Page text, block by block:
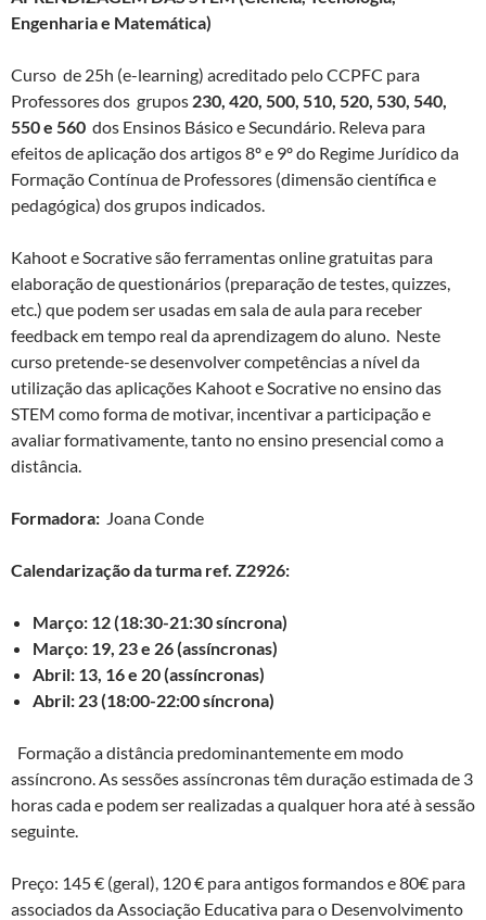
Engenharia e Matemática)
Curso de 25h (e-learning) acreditado pelo CCPFC para
Professores dos grupos 230, 420, 500, 510, 520, 530, 540,
550 e 560 dos Ensinos Básico e Secundário. Releva para
efeitos de aplicação dos artigos 8º e 9º do Regime Jurídico da
Formação Contínua de Professores (dimensão científica e
pedagógica) dos grupos indicados.
Kahoot e Socrative são ferramentas online gratuitas para
elaboração de questionários (preparação de testes, quizzes,
etc.) que podem ser usadas em sala de aula para receber
feedback em tempo real da aprendizagem do aluno. Neste
curso pretende-se desenvolver competências a nível da
utilização das aplicações Kahoot e Socrative no ensino das
STEM como forma de motivar, incentivar a participação e
avaliar formativamente, tanto no ensino presencial como a
distância.
Formadora: Joana Conde
Calendarização da turma ref. Z2926:
Março: 12 (18:30-21:30 síncrona)
Março: 19, 23 e 26 (assíncronas)
Abril: 13, 16 e 20 (assíncronas)
Abril: 23 (18:00-22:00 síncrona)
Formação a distância predominantemente em modo
assíncrono. As sessões assíncronas têm duração estimada de 3
horas cada e podem ser realizadas a qualquer hora até à sessão
seguinte.
Preço: 145 € (geral), 120 € para antigos formandos e 80€ para
associados da Associação Educativa para o Desenvolvimento